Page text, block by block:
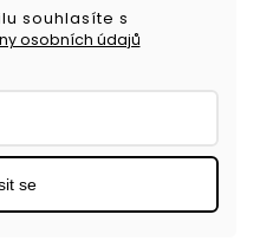
souhlasíte s
osobních údajů
se